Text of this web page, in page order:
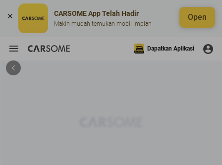
CARSOME App Telah Hadir
Makin mudah temukan mobil impian
Open
Dapatkan Aplikasi